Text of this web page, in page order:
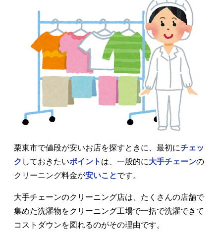
栗東市で値段が安いお店を探すときに、最初にチェッ
ク しておきたいポイント は、一般的に大手チェーンの
クリーニング料金が安いことです。
大手チェーンのクリーニング店は、たくさんの店舗で
集めた洗濯物をクリーニング工場で一括で洗濯できて
コストダウンを図れるのがその理由です。